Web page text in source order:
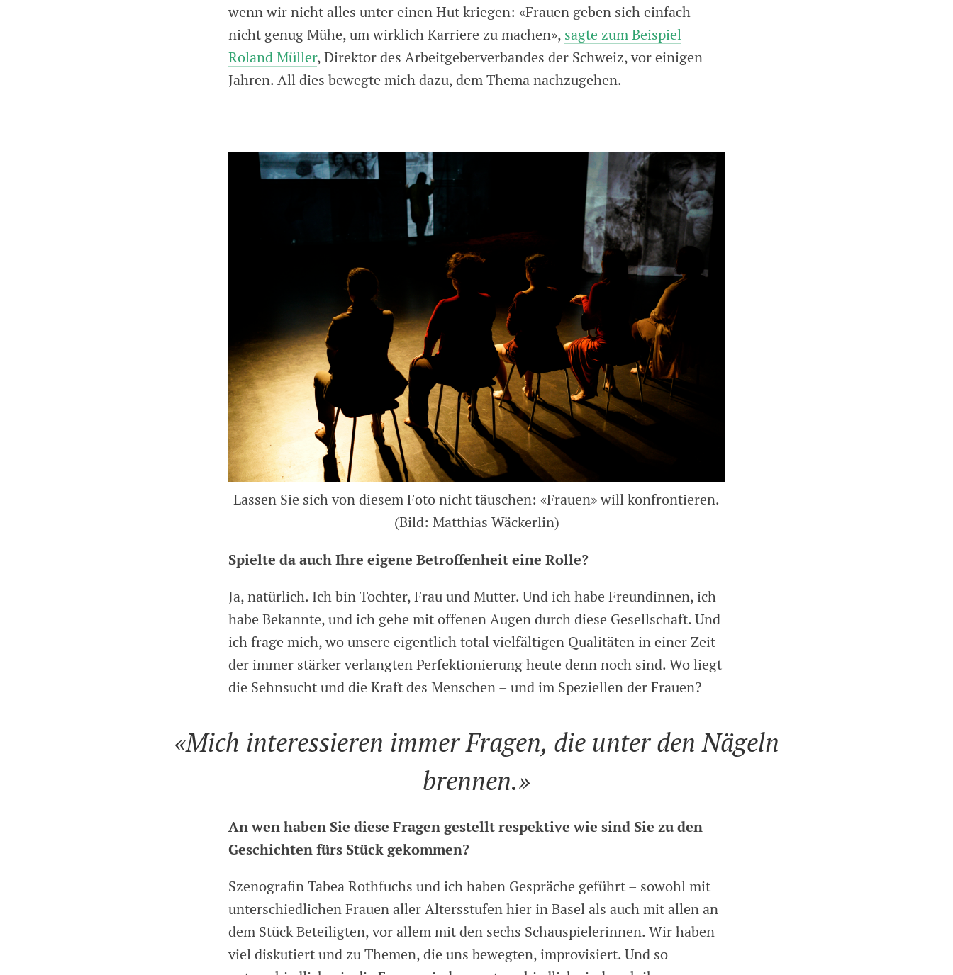
wenn wir nicht alles unter einen Hut kriegen: «Frauen geben sich einfach
nicht genug Mühe, um wirklich Karriere zu machen», sagte zum Beispiel
Roland Müller, Direktor des Arbeitgeberverbandes der Schweiz, vor einigen
Jahren. All dies bewegte mich dazu, dem Thema nachzugehen.
Lassen Sie sich von diesem Foto nicht täuschen: «Frauen» will konfrontieren.
(Bild: Matthias Wäckerlin)
Spielte da auch Ihre eigene Betroffenheit eine Rolle?
Ja, natürlich. Ich bin Tochter, Frau und Mutter. Und ich habe Freundinnen, ich
habe Bekannte, und ich gehe mit offenen Augen durch diese Gesellschaft. Und
ich frage mich, wo unsere eigentlich total vielfältigen Qualitäten in einer Zeit
der immer stärker verlangten Perfektionierung heute denn noch sind. Wo liegt
die Sehnsucht und die Kraft des Menschen – und im Speziellen der Frauen?
«Mich interessieren immer Fragen, die unter den Nägeln
brennen.»
An wen haben Sie diese Fragen gestellt respektive wie sind Sie zu den
Geschichten fürs Stück gekommen?
Szenografin Tabea Rothfuchs und ich haben Gespräche geführt – sowohl mit
unterschiedlichen Frauen aller Altersstufen hier in Basel als auch mit allen an
dem Stück Beteiligten, vor allem mit den sechs Schauspielerinnen. Wir haben
viel diskutiert und zu Themen, die uns bewegten, improvisiert. Und so